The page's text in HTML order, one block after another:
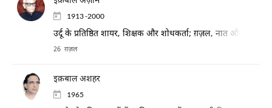
1913 -2000
उर्दू के प्रतिष्ठित शायर, शिक्षक और शोधकर्ता; ग़ज़ल, नात और
26 ग़ज़ल
इक़बाल अशहर
1965